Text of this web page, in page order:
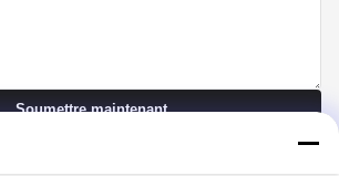
Soumettre maintenant